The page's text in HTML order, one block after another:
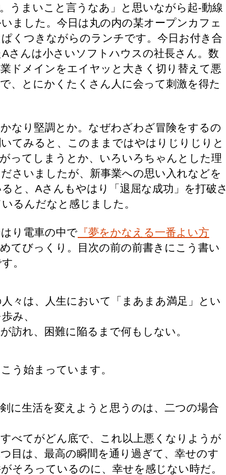
。うまいこと言うなあ」と思いながら起-動線
ました。今日は丸の内の某オープンカフェ
くつきながらのランチです。今日お付き合
さんは小さいソフトハウスの社長さん。数
ドメインをエイヤッと大きく切り替えて悪
、とにかくたくさん人に会って刺激を得た
なり堅調とか。なぜわざわざ冒険をするの
てみると、このままではやはりじりじりと
ってしまうとか、いろいろちゃんとした理
さいましたが、新事業への思い入れなどを
と、Aさんもやはり「退屈な成功」を打破さ
るんだなと感じました。
り電車の中で 『夢をかなえる一番よい方
てびっくり。目次の前の前書きにこう書い
。
々は、人生において「まあまあ満足」とい
み、
訪れ、困難に陥るまで何もしない。
う始まっています。
に生活を変えようと思うのは、二つの場合
べてがどん底で、これ以上悪くなりようが
目は、最高の瞬間を通り過ぎて、幸せのす
そろっているのに、幸せを感じない時だ。